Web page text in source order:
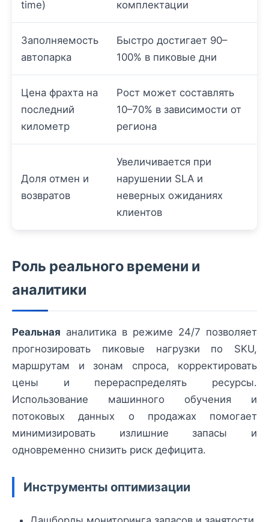
time)
комплектации
Заполняемость
автопарка
Быстро достигает 90–
100% в пиковые дни
Цена фрахта на
последний
километр
Рост может составлять
10–70% в зависимости от
региона
Доля отмен и
возвратов
Увеличивается при
нарушении SLA и
неверных ожиданиях
клиентов
Роль реального времени и
аналитики
Реальная аналитика в режиме 24/7 позволяет
прогнозировать пиковые нагрузки по SKU,
маршрутам и зонам спроса, корректировать
цены и перераспределять ресурсы.
Использование машинного обучения и
потоковых данных о продажах помогает
минимизировать излишние запасы и
одновременно снизить риск дефицита.
Инструменты оптимизации